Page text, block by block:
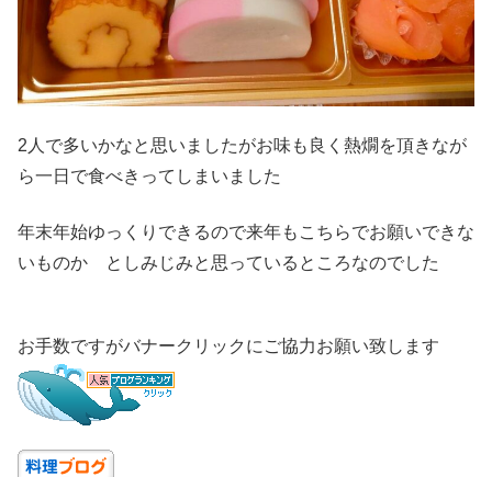
2人で多いかなと思いましたがお味も良く熱燗を頂きなが
ら一日で食べきってしまいました
年末年始ゆっくりできるので来年もこちらでお願いできな
いものか としみじみと思っているところなのでした
お手数ですがバナークリックにご協力お願い致します